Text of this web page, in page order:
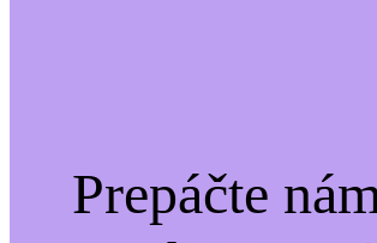
Prepáčte